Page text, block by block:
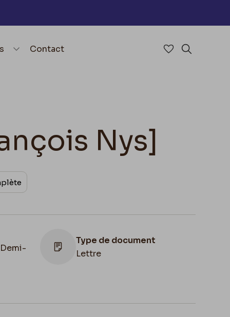
Contact Accéder à
Nys]
Type de document
Lettre
Belgique, Bruxelles, Bibliothèque royale